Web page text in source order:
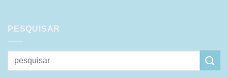
PESQUISAR
Pesquisar
por: